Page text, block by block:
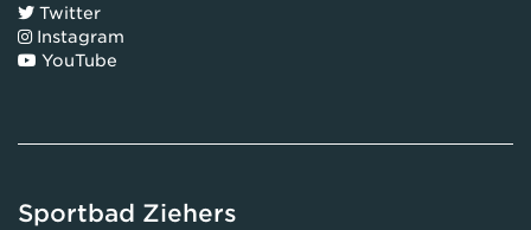
Twitter
Instagram
YouTube
Sportbad Ziehers